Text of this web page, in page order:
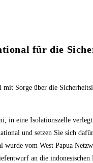
für die
Sorge über die
in eine Isolationszelle
und setzen Sie sich
vom West Papua
an die